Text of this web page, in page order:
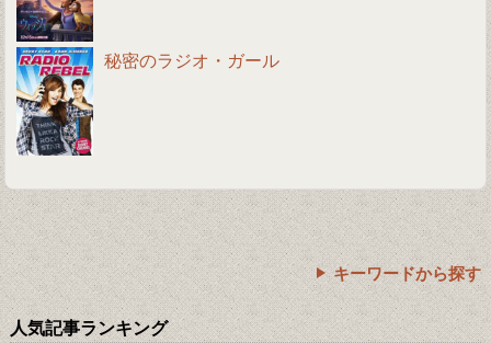
秘密のラジオ・ガール
キーワードから探す
人気記事ランキング